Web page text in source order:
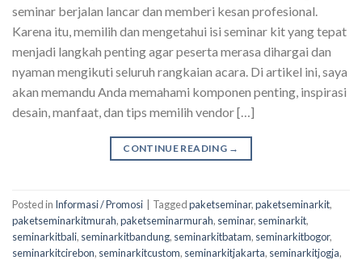
seminar berjalan lancar dan memberi kesan profesional.
Karena itu, memilih dan mengetahui isi seminar kit yang tepat
menjadi langkah penting agar peserta merasa dihargai dan
nyaman mengikuti seluruh rangkaian acara. Di artikel ini, saya
akan memandu Anda memahami komponen penting, inspirasi
desain, manfaat, dan tips memilih vendor […]
CONTINUE READING →
Posted in Informasi / Promosi Taggedpaketseminar,paketseminarkit,
paketseminarkitmurah,paketseminarmurah, seminar, seminarkit,
seminarkitbali, seminarkitbandung, seminarkitbatam, seminarkitbogor,
seminarkitcirebon, seminarkitcustom, seminarkitjakarta, seminarkitjogja,